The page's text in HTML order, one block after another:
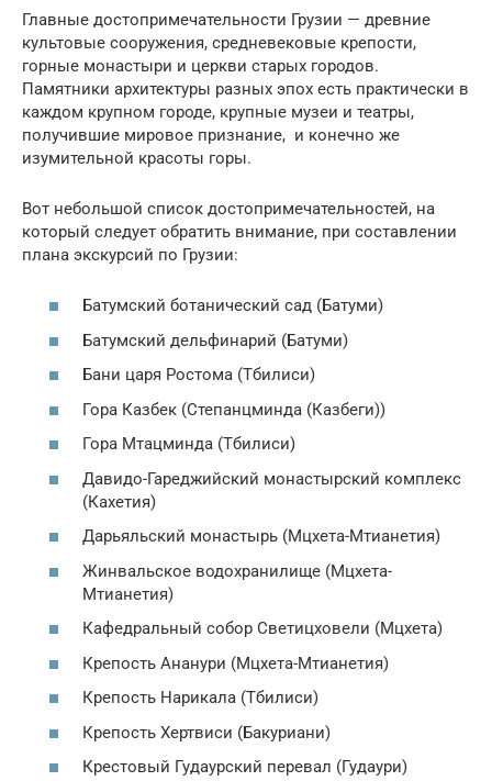
Главные достопримечательности Грузии — древние
культовые сооружения, средневековые крепости,
горные монастыри и церкви старых городов.
Памятники архитектуры разных эпох есть практически в
каждом крупном городе, крупные музеи и театры,
получившие мировое признание, и конечно же
изумительной красоты горы.
Вот небольшой список достопримечательностей, на
который следует обратить внимание, при составлении
плана экскурсий по Грузии:
Батумский ботанический сад (Батуми)
Батумский дельфинарий (Батуми)
Бани царя Ростома (Тбилиси)
Гора Казбек (Степанцминда (Казбеги))
Гора Мтацминда (Тбилиси)
Давидо-Гареджийский монастырский комплекс
(Кахетия)
Дарьяльский монастырь (Мцхета-Мтианетия)
Жинвальское водохранилище (Мцхета-
Мтианетия)
Кафедральный собор Светицховели (Мцхета)
Крепость Ананури (Мцхета-Мтианетия)
Крепость Нарикала (Тбилиси)
Крепость Хертвиси (Бакуриани)
Крестовый Гудаурский перевал (Гудаури)